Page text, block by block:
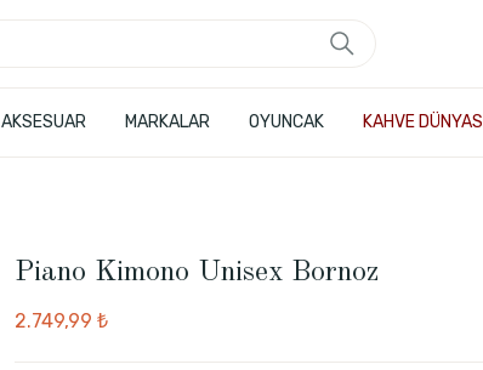
AKSESUAR MARKALAR OYUNCAK KAHVE DÜNYASI
Piano Kimono Unisex Bornoz
2.749,99 ₺